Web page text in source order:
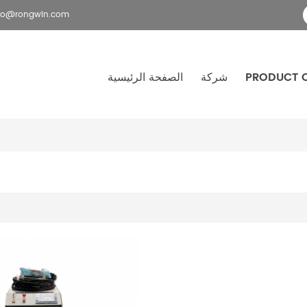
الصفحة الرئيسية شركة PRODUCT